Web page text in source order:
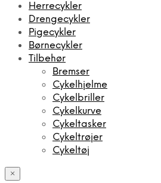
Herrecykler
Drengecykler
Pigecykler
Børnecykler
Tilbehør
Bremser
Cykelhjelme
Cykelbriller
Cykelkurve
Cykeltasker
Cykeltrøjer
Cykeltøj
×